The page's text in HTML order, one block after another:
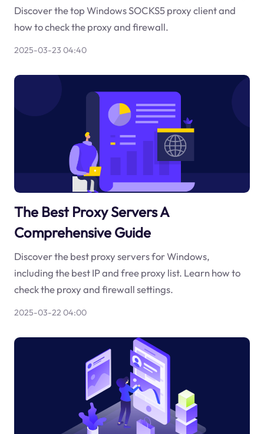
Discover the top Windows SOCKS5 proxy client and
how to check the proxy and firewall.
2025-03-23 04:40
The Best Proxy Servers A
Comprehensive Guide
Discover the best proxy servers for Windows,
including the best IP and free proxy list. Learn how to
check the proxy and firewall settings.
2025-03-22 04:00